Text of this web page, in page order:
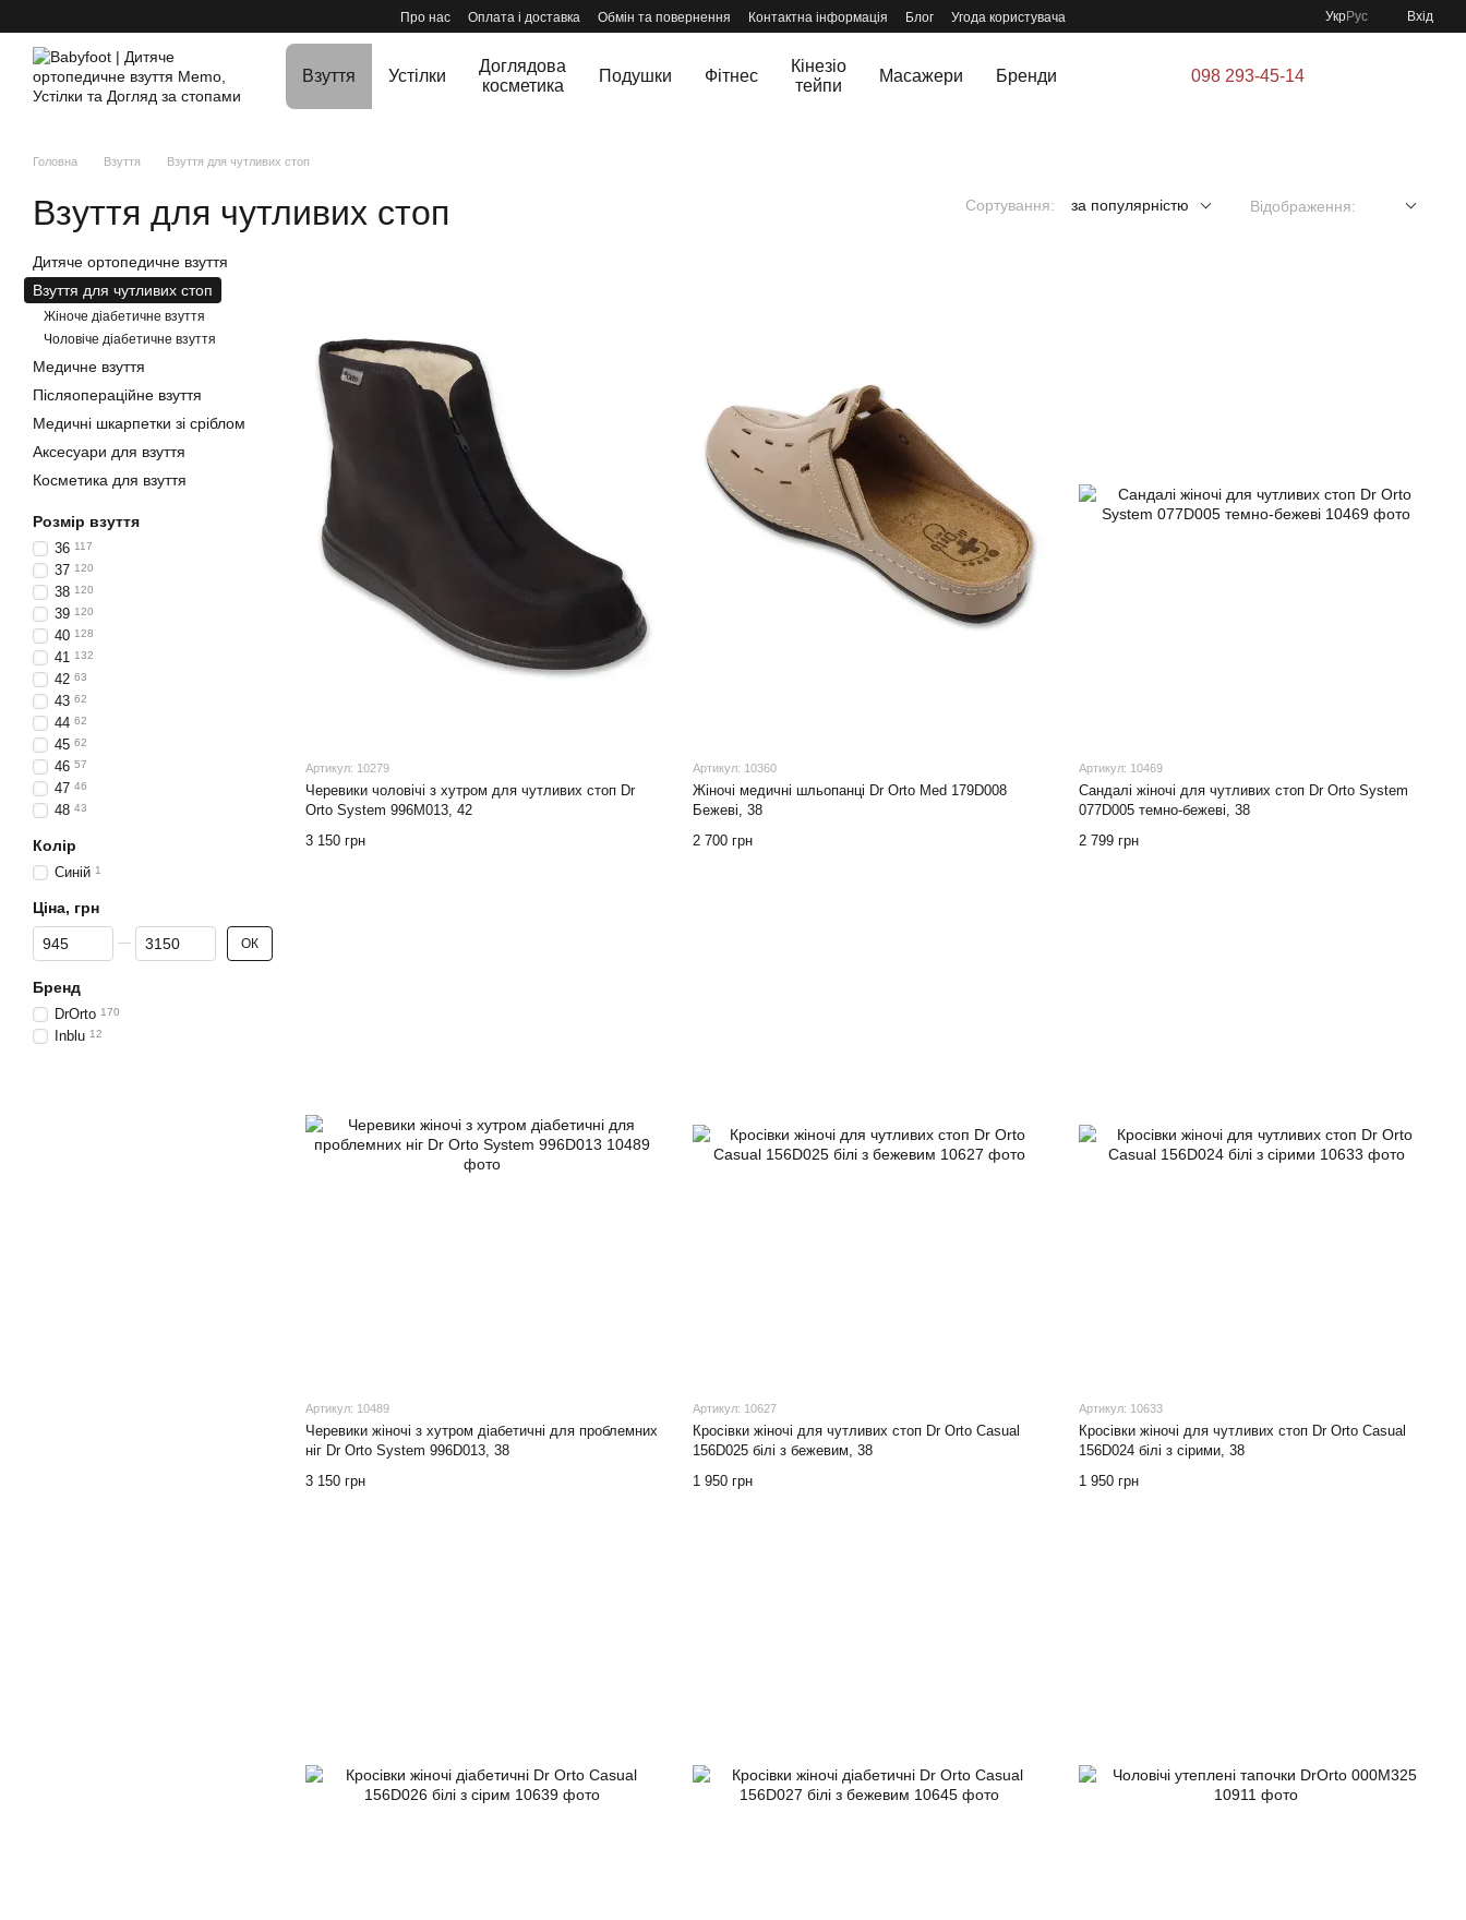
Про нас Оплата і доставка Обмін та повернення Контактна інформація Блог Угода користувача УкрРус Вхід
Взуття Устілки
Доглядова
косметика
Подушки Фітнес
Кінезіо
тейпи
Масажери Бренди 098 293-45-14
Головна Взуття Взуття для чутливих стоп
Взуття для чутливих стоп Сортування: за популярністю Відображення:
Артикул: 10279
Черевики чоловічі з хутром для чутливих стоп Dr
Orto System 996M013, 42
3 150 грн
Артикул: 10360
Жіночі медичні шльопанці Dr Orto Med 179D008
Бежеві, 38
2 700 грн
Артикул: 10469
Сандалі жіночі для чутливих стоп Dr Orto System
077D005 темно-бежеві, 38
2 799 грн
Артикул: 10489
Черевики жіночі з хутром діабетичні для проблемних
ніг Dr Orto System 996D013, 38
3 150 грн
Артикул: 10627
Кросівки жіночі для чутливих стоп Dr Orto Casual
156D025 білі з бежевим, 38
1 950 грн
Артикул: 10633
Кросівки жіночі для чутливих стоп Dr Orto Casual
156D024 білі з сірими, 38
1 950 грн
Дитяче ортопедичне взуття
Взуття для чутливих стоп
Жіноче діабетичне взуття
Чоловіче діабетичне взуття
Медичне взуття
Післяопераційне взуття
Медичні шкарпетки зі сріблом
Аксесуари для взуття
Косметика для взуття
Розмір взуття
36 117
37 120
38 120
39 120
40 128
41 132
42 63
43 62
44 62
45 62
46 57
47 46
48 43
Колір
Синій 1
Ціна, грн
Від Ціна, грн
До Ціна, грн ОК
Бренд
DrOrto 170
Inblu 12